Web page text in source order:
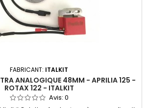
FABRICANT: ITALKIT
ANALOGIQUE 48MM - APRILIA 125 -
ROTAX 122 - ITALKIT
Avis: 0